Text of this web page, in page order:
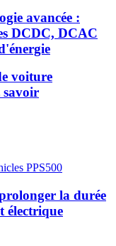
avancée :
DCDC, DCAC
voiture
savoir
la durée
électrique